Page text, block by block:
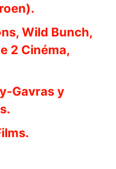
Wild Bunch,
2 Cinéma,
Gavras y